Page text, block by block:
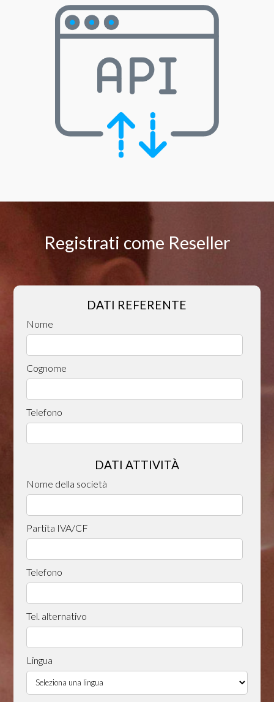
Registrati come Reseller
DATI REFERENTE
Nome
Cognome
Telefono
DATI ATTIVITÀ
Nome della società
Partita IVA/CF
Telefono
Tel. alternativo
Lingua